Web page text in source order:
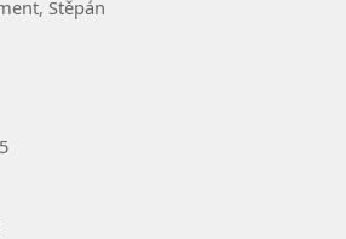
Štěpán